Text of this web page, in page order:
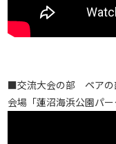
■交流大会の部 ペアの
会場「蓮沼海浜公園パー